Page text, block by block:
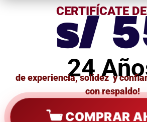
CERTIFÍCATE
s/
24
de experiencia, solidez y
con respaldo!
COMPRAR